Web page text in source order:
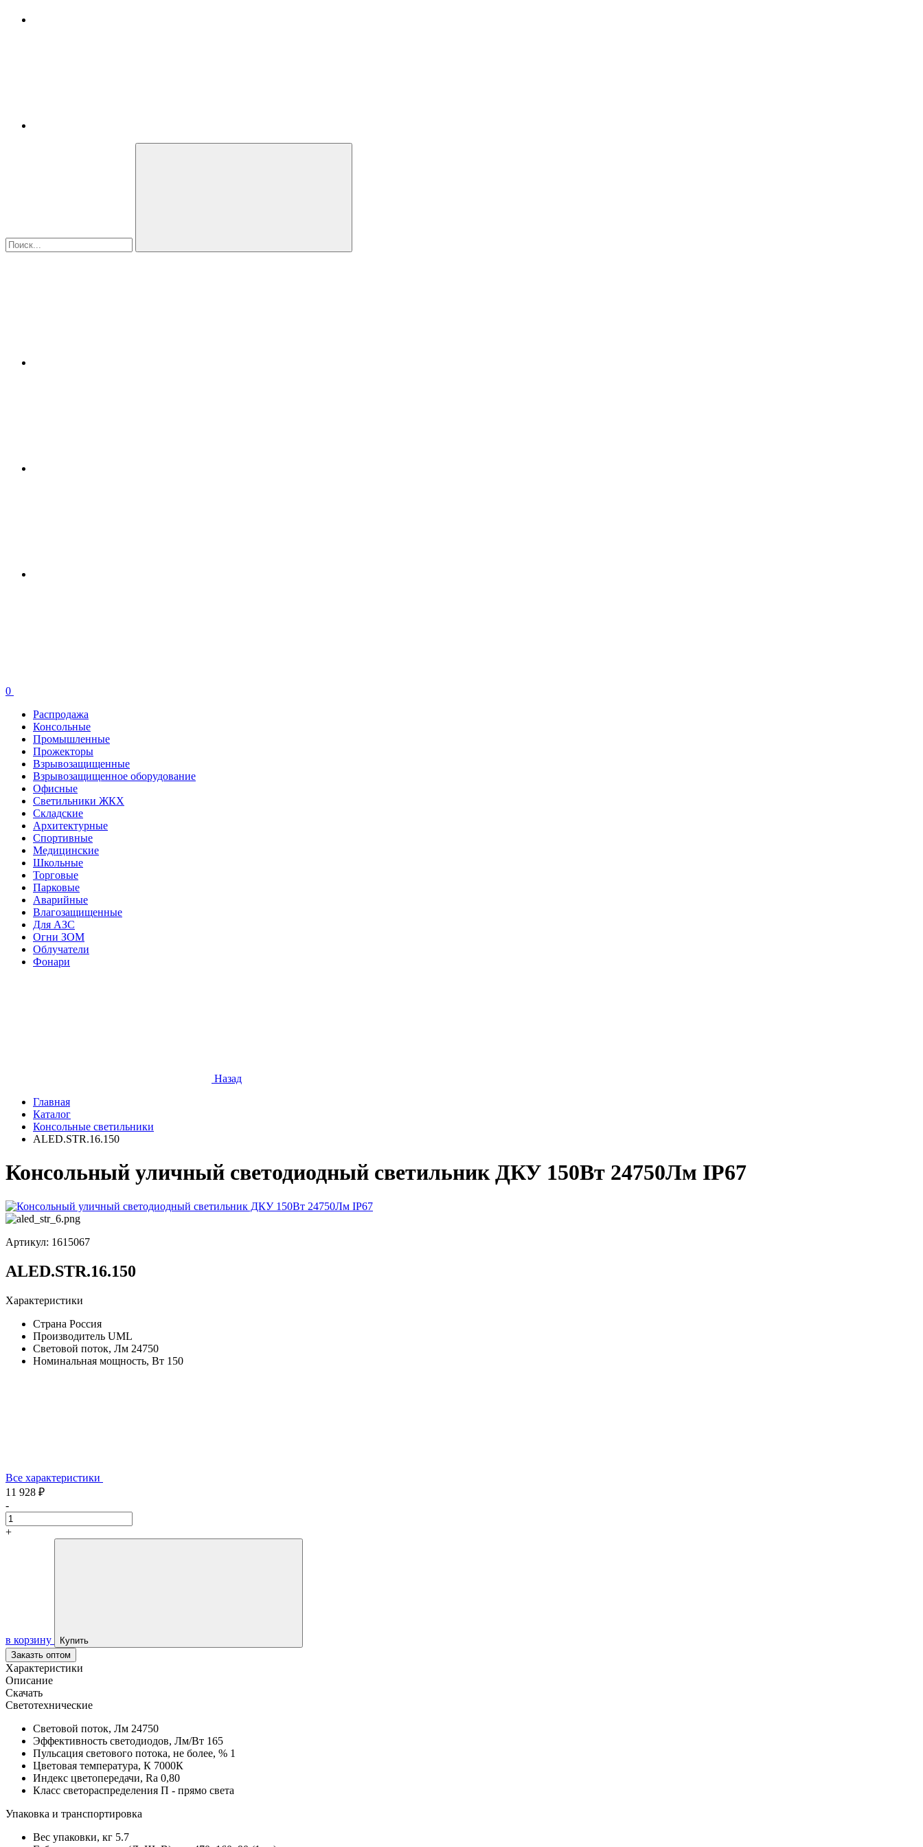
0
Распродажа
Консольные
Промышленные
Прожекторы
Взрывозащищенные
Взрывозащищенное оборудование
Офисные
Cветильники ЖКХ
Складские
Архитектурные
Спортивные
Медицинские
Школьные
Торговые
Парковые
Аварийные
Влагозащищенные
Для АЗС
Огни ЗОМ
Облучатели
Фонари
Назад
Главная
Каталог
Консольные светильники
ALED.STR.16.150
Консольный уличный светодиодный светильник ДКУ 150Вт 24750Лм IP67
Артикул: 1615067
ALED.STR.16.150
Характеристики
Страна Россия
Производитель UML
Световой поток, Лм 24750
Номинальная мощность, Вт 150
Все характеристики
11 928 ₽
-
+
в корзину
Купить
Заказть оптом
Характеристики
Описание
Скачать
Светотехнические
Световой поток, Лм 24750
Эффективность светодиодов, Лм/Вт 165
Пульсация светового потока, не более, % 1
Цветовая температура, К 7000К
Индекс цветопередачи, Ra 0,80
Класс светораспределения П - прямо света
Упаковка и транспортировка
Вес упаковки, кг 5.7